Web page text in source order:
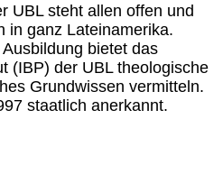
UBL steht allen offen und
in ganz Lateinamerika.
bietet das
(IBP) der UBL theologische
Grundwissen vermitteln.
staatlich anerkannt.